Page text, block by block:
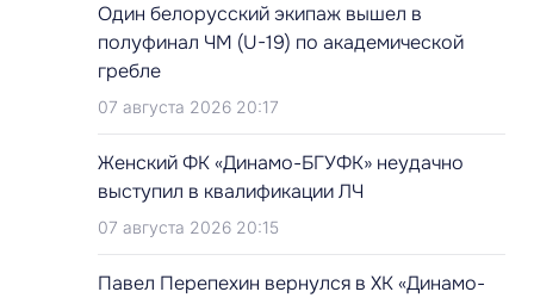
Один белорусский экипаж вышел в
полуфинал ЧМ (U-19) по академической
гребле
07 августа 2026 20:17
Женский ФК «Динамо-БГУФК» неудачно
выступил в квалификации ЛЧ
07 августа 2026 20:15
Павел Перепехин вернулся в ХК «Динамо-